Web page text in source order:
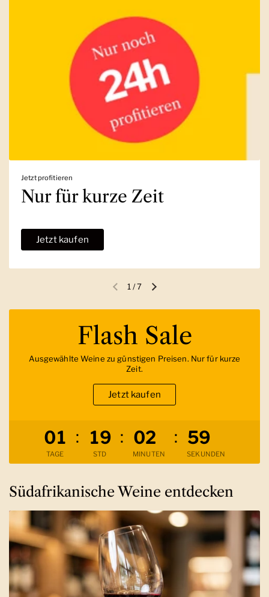
Jetzt profitieren
Nur für kurze Zeit
Jetzt kaufen
Vorherige FolieNächste Folie
1 /7
Verbleibende Zeit
01
TAGE
: 19
STD
: 02
MINUTEN
: 58
SEKUNDEN
Flash Sale
Ausgewählte Weine zu günstigen Preisen. Nur für kurze
Zeit.
Jetzt kaufen
Südafrikanische Weine entdecken